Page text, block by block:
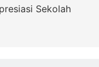
Sekolah